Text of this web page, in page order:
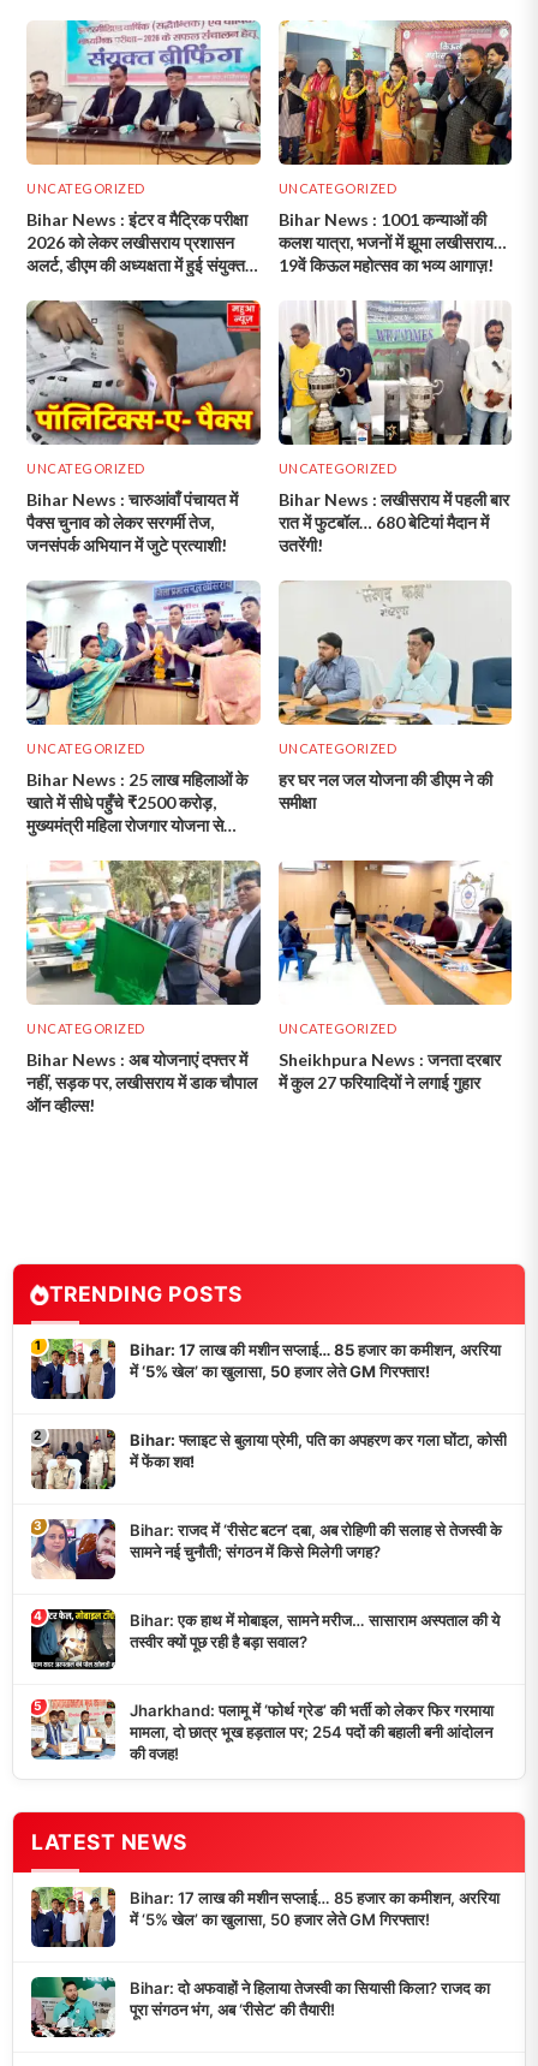
UNCATEGORIZED
Bihar News : इंटर व मैट्रिक परीक्षा
2026 को लेकर लखीसराय प्रशासन
अलर्ट, डीएम की अध्यक्षता में हुई संयुक्त
UNCATEGORIZED
Bihar News : 1001 कन्याओं की
कलश यात्रा, भजनों में झूमा लखीसराय…
19वें किऊल महोत्सव का भव्य आगाज़!
UNCATEGORIZED
Bihar News : चारुआंवाँ पंचायत में
पैक्स चुनाव को लेकर सरगर्मी तेज,
जनसंपर्क अभियान में जुटे प्रत्याशी!
UNCATEGORIZED
Bihar News : लखीसराय में पहली बार
रात में फुटबॉल… 680 बेटियां मैदान में
उतरेंगी!
UNCATEGORIZED
Bihar News : 25 लाख महिलाओं के
खाते में सीधे पहुँचे ₹2500 करोड़,
मुख्यमंत्री महिला रोजगार योजना से
UNCATEGORIZED
हर घर नल जल योजना की डीएम ने की
समीक्षा
UNCATEGORIZED
Bihar News : अब योजनाएं दफ्तर में
नहीं, सड़क पर, लखीसराय में डाक चौपाल
ऑन व्हील्स!
UNCATEGORIZED
Sheikhpura News : जनता दरबार
में कुल 27 फरियादियों ने लगाई गुहार
TRENDING POSTS
1
Bihar: 17 लाख की मशीन सप्लाई… 85 हजार का कमीशन, अररिया
में ‘5% खेल’ का खुलासा, 50 हजार लेते GM गिरफ्तार!
2
Bihar: फ्लाइट से बुलाया प्रेमी, पति का अपहरण कर गला घोंटा, कोसी
में फेंका शव!
3
Bihar: राजद में ‘रीसेट बटन’ दबा, अब रोहिणी की सलाह से तेजस्वी के
सामने नई चुनौती; संगठन में किसे मिलेगी जगह?
4
Bihar: एक हाथ में मोबाइल, सामने मरीज… सासाराम अस्पताल की ये
तस्वीर क्यों पूछ रही है बड़ा सवाल?
5
Jharkhand: पलामू में ‘फोर्थ ग्रेड’ की भर्ती को लेकर फिर गरमाया
मामला, दो छात्र भूख हड़ताल पर; 254 पदों की बहाली बनी आंदोलन
की वजह!
LATEST NEWS
Bihar: 17 लाख की मशीन सप्लाई… 85 हजार का कमीशन, अररिया
में ‘5% खेल’ का खुलासा, 50 हजार लेते GM गिरफ्तार!
Bihar: दो अफवाहों ने हिलाया तेजस्वी का सियासी किला? राजद का
पूरा संगठन भंग, अब ‘रीसेट’ की तैयारी!